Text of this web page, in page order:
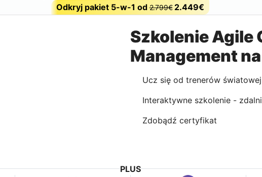
Odkryj pakiet 5-w-1 od2.799€2.449€
Szkolenie Agile
Management
Ucz się od trenerów
Interaktywne szkolenie -
Zdobądź certyfikat
PLUS